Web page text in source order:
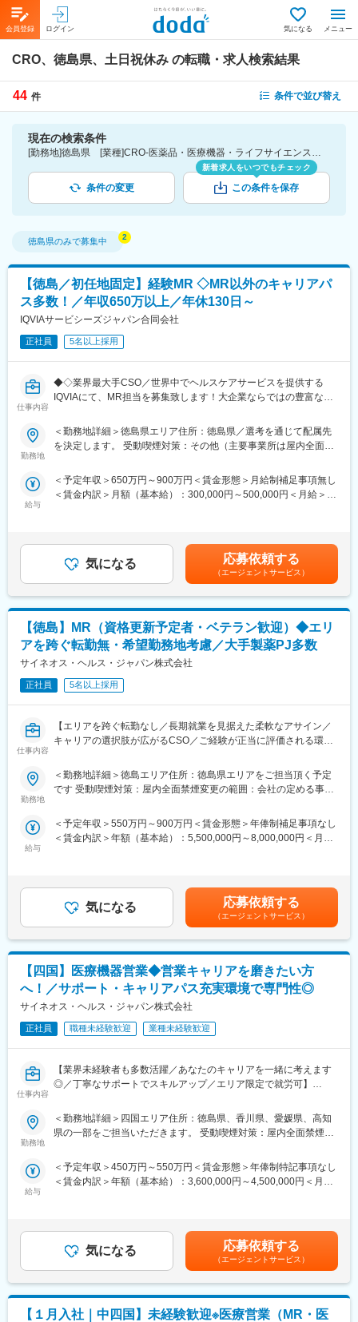
会員登録 ログイン 気になる メニュー
CRO、徳島県、土日祝休み の転職・求人検索結果
44 件 条件で並び替え
現在の検索条件
[勤務地]徳島県 [業種]CRO-医薬品・医療機器・ライフサイエンス・医療系サービス [詳細条件](休日・働き方)土日祝休み
条件の変更
新着求人をいつでもチェック
この条件を保存
徳島県のみで募集中
【徳島／初任地固定】経験MR ◇MR以外のキャリアパ
ス多数！／年収650万以上／年休130日～
IQVIAサービシーズジャパン合同会社
正社員 5名以上採用
仕事内容
◆◇業界最大手CSO／世界中でヘルスケアサービスを提供する
IQVIAにて、MR担当を募集致します！大企業ならではの豊富なキ
【具体的な業務詳細】
いただきます。
・担当エリアの訪問医療施設のターゲティング、担当医療施設へ
・医療従事者向けの説明会の企画・実施、医師同士のコミュニケ
ーション推進のための研究会・勉強会の立ち上げ、講演会の企
画・運営 等
※勤務地については、選考内で希望を伺ったうえで決定します。
＼IQVIAでMRとして働く魅力／
（１）充実の待遇：同業他社の中でも平均給与の高さや非課税の
日当の支給の他、退職金や団体保険制度、単身赴任手当や月1回の
帰省交通費の支給など福利厚生が充実しており、長期就業される
社員が多いのも特徴です。
公募制度も充実しておりますので、IQVIAが展開している他の事業
部への異動も可能です。
事担当者などの管理部門など
（３）手厚い研修体制でスキルアップができます：製品研修、ス
してのスキルのみならず、データ分析、マーケティングなど多角
的にヘルスケアのプロフェッショナル人材を育成する研修制度を
【IQVIAサービシーズジャパンについて】
・世界100以上の国と地域／8万人の社員が、医薬品の臨床開発～
プロモーションに携わり、市場を流通するほぼすべての医薬品に
関与しています
・日本においても業界トップシェアを誇り、常時100以上のPJが
稼働しています
変更の範囲：会社の定める業務
勤務地
＜勤務地詳細＞徳島県エリア住所：徳島県／選考を通じて配属先
を決定します。 受動喫煙対策：その他（主要事業所は屋内全面禁
給与
＜予定年収＞650万円～900万円＜賃金形態＞月給制補足事項無し
＜賃金内訳＞月額（基本給）：300,000円～500,000円＜月給＞
ジェクト稼働手当(35,000円)、外勤日当（1日1,500円／外勤3.5時
間以上）■変動賞与制（6月・12月・3月）※平均実績6ヶ月分■イン
センティブ：3月（対象者）賃金はあくまでも目安の金額であり、
選考を通じて上下する可能性があります。月給(月額)は固定手当を
含めた表記です。
気になる 応募依頼する
（エージェントサービス）
【徳島】MR（資格更新予定者・ベテラン歓迎）◆エリ
アを跨ぐ転勤無・希望勤務地考慮／大手製薬PJ多数
サイネオス・ヘルス・ジャパン株式会社
正社員 5名以上採用
仕事内容
【エリアを跨ぐ転勤なし／長期就業を見据えた柔軟なアサイン／
キャリアの選択肢が広がるCSO／ご経験が正当に評価される環
【はじめに】
～50代まで幅広く活躍しており、長期就業も叶う環境です。
医師、薬剤師に課題解決するための医薬品情報を提供、副作用情
報を収集を行っていただきます。
《具体的には...》
■新薬のプロモーション
■長期収載品の市場拡大
■ジェネリック医薬品のプロモーション
※プロジェクトの状況によっては、選考保留（ご紹介できるプロジ
ェクトが出るまで保留）となる場合もございますのであらかじめ
ご認識の程よろしくお願いします※
■エリアを跨ぐ転勤なし：
初任地希望だけでなく、エリアを跨いでの転勤はないため、転勤
て、アサインを検討します。
会、自身の強みを活かしたPJ相談などが可能です。定期的な面談
を通じて、その時々に応じたプロジェクトを提示するなどフレキ
■明確な評価制度：
自身の成果や頑張りが客観的に評価され、年収に反映されます。
また、在籍年数が増えると永年勤続報奨金や四半期一時金などの
手当もアップします。つまり、やりがいや努力がきちんと報われ
る報酬制度になっています。
勤務地
＜勤務地詳細＞徳島エリア住所：徳島県エリアをご担当頂く予定
です 受動喫煙対策：屋内全面禁煙変更の範囲：会社の定める事業
給与
＜予定年収＞550万円～900万円＜賃金形態＞年俸制補足事項なし
＜賃金内訳＞年額（基本給）：5,500,000円～8,000,000円＜月額
度支給）※ただし支給条件有。賃金はあくまでも目安の金額であ
り、選考を通じて上下する可能性があります。月給(月額)は固定手
当を含めた表記です。
気になる 応募依頼する
（エージェントサービス）
【四国】医療機器営業◆営業キャリアを磨きたい方
へ！／サポート・キャリアパス充実環境で専門性◎
サイネオス・ヘルス・ジャパン株式会社
正社員 職種未経験歓迎 業種未経験歓迎
仕事内容
【業界未経験者も多数活躍／あなたのキャリアを一緒に考えます
◎／丁寧なサポートでスキルアップ／エリア限定で就労可】
■業務内容
医療機器の営業担当者として、基幹病院などの医師や看護師など
・身につくスキル
専門家へ提案・交渉する力を磨けます。単に説明する力だけでな
■キャリアパス：
志向性や身につけたいスキルに応じて様々なキャリアパスがあり
ます。
・1つの領域（心臓外科や整形外科など）を極める
・複数のプロジェクトに参画して経験を広げる
勤務地
＜勤務地詳細＞四国エリア住所：徳島県、香川県、愛媛県、高知
県の一部をご担当いただきます。 受動喫煙対策：屋内全面禁煙変
給与
＜予定年収＞450万円～550万円＜賃金形態＞年俸制特記事項なし
＜賃金内訳＞年額（基本給）：3,600,000円～4,500,000円＜月額
動・四半期一時金：10万円（四半期に1回、10万円程度支給）※た
だし支給条件有。他、永続勤務報奨金（3年勤務5万円支給、5年
勤務10万円…）ございます。賃金はあくまでも目安の金額であ
り、選考を通じて上下する可能性があります。月給(月額)は固定手
当を含めた表記です。
気になる 応募依頼する
（エージェントサービス）
【１月入社｜中四国】未経験歓迎※医療営業（MR・医